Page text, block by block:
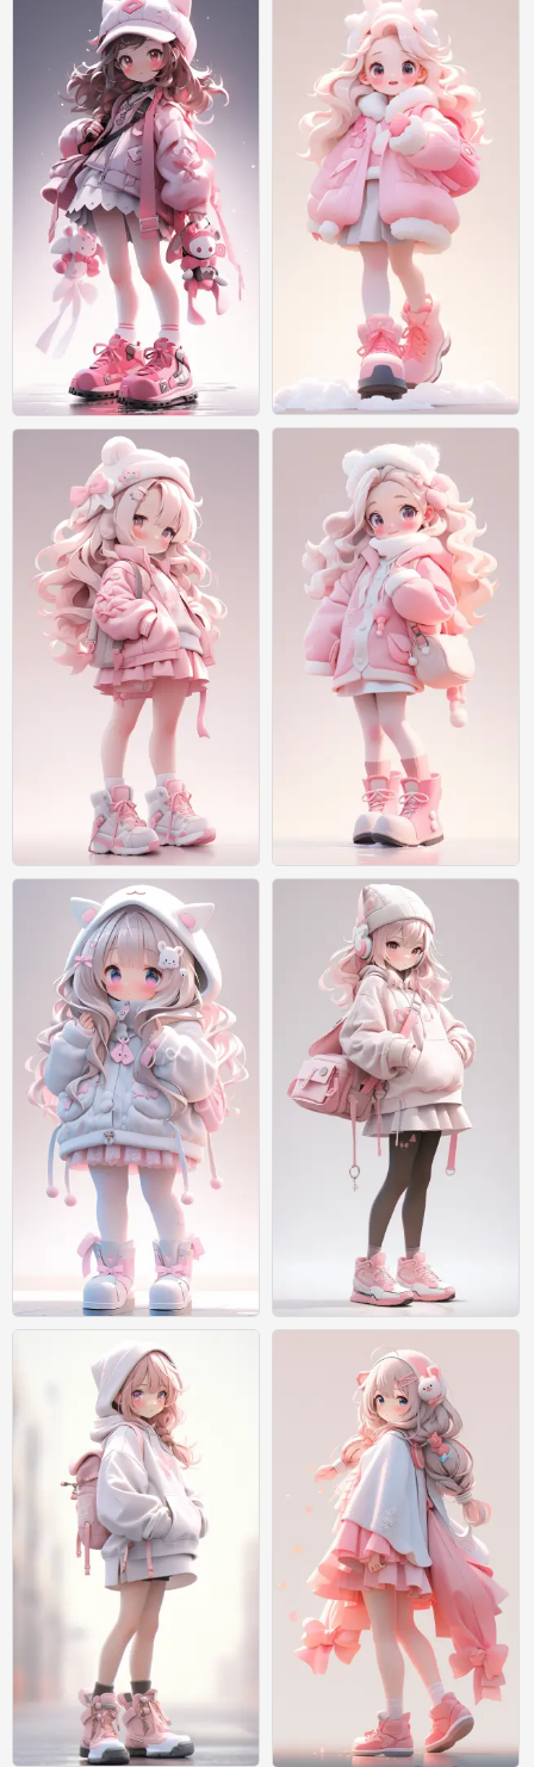
绘画
绘画
绘画 绘画
绘画 绘画